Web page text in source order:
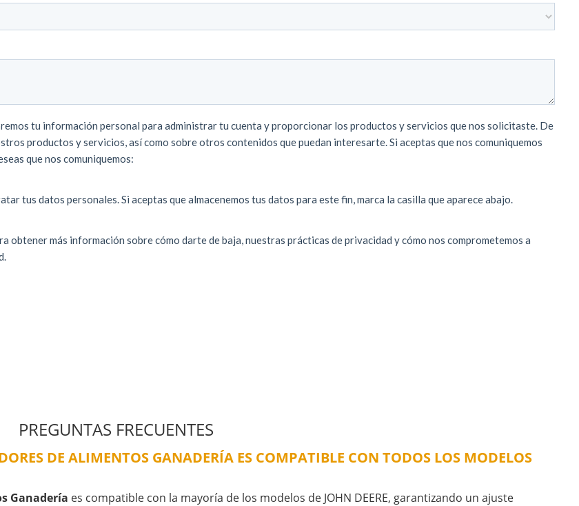
PREGUNTAS FRECUENTES
DE ALIMENTOS GANADERÍA ES COMPATIBLE CON TODOS LOS MODELOS
Ganadería es compatible con la mayoría de los modelos de JOHN DEERE, garantizando un ajuste